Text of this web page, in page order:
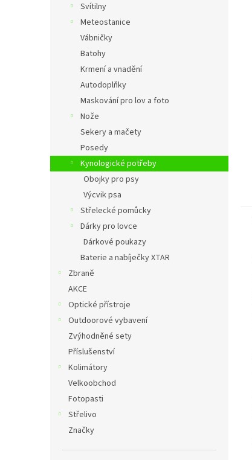
Svítilny
Meteostanice
Vábničky
Batohy
Krmení a vnadění
Autodoplňky
Maskování pro lov a foto
Nože
Sekery a mačety
Posedy
Kynologické potřeby
Obojky pro psy
Výcvik psa
Střelecké pomůcky
Dárky pro lovce
Dárkové poukazy
Baterie a nabíječky XTAR
Zbraně
AKCE
Optické přístroje
Outdoorové vybavení
Zvýhodněné sety
Příslušenství
Kolimátory
Velkoobchod
Fotopasti
Střelivo
Značky